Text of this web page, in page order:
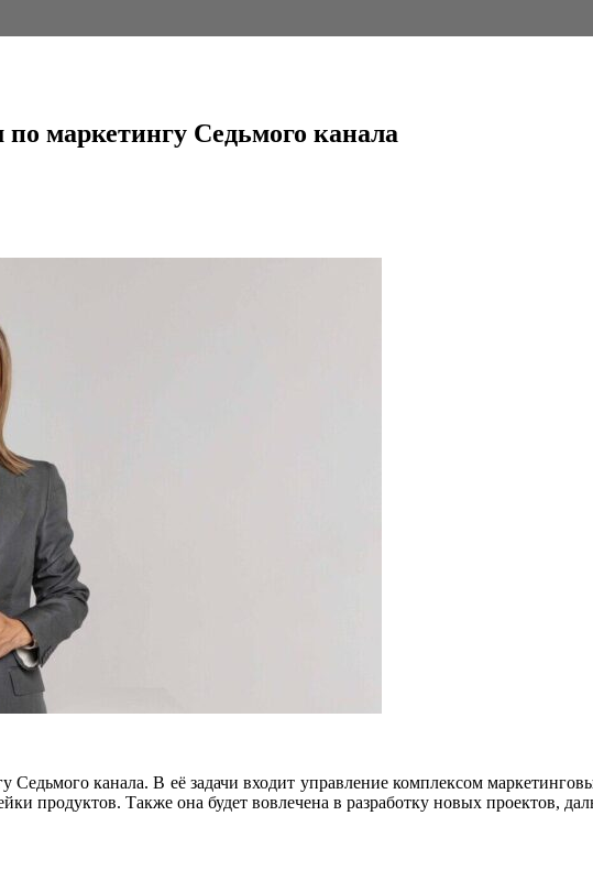
маркетингу Седьмого канала
Седьмого канала. В её задачи входит управление комплексом
продуктов. Также она будет вовлечена в разработку новых проектов,